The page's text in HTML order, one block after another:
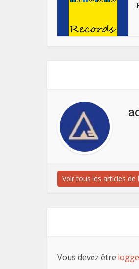
Voir tous les articles de
Vous devez être